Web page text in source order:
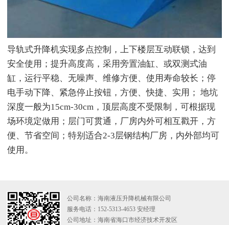
导轨式升降机实现多点控制，上下楼层互动联锁，达到
安全使用；提升高度高，采用旁置油缸、或双测式油
缸，运行平稳、无噪声、维修方便、使用寿命较长；停
电手动下降、紧急停止按钮，方便、快捷、实用； 地坑
深度一般为15cm-30cm，顶层高度不受限制，可根据现
场环境定做用；层门可贯通，厂房内外可相互戳开，方
便、节省空间；特别适合2-3层钢结构厂房，内外部均可
使用。
公司名称：海南液压升降机械有限公司
服务电话：152-5313-4653 安经理
公司地址：海南省海口市经济技术开发区